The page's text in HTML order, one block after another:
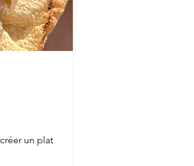
un plat